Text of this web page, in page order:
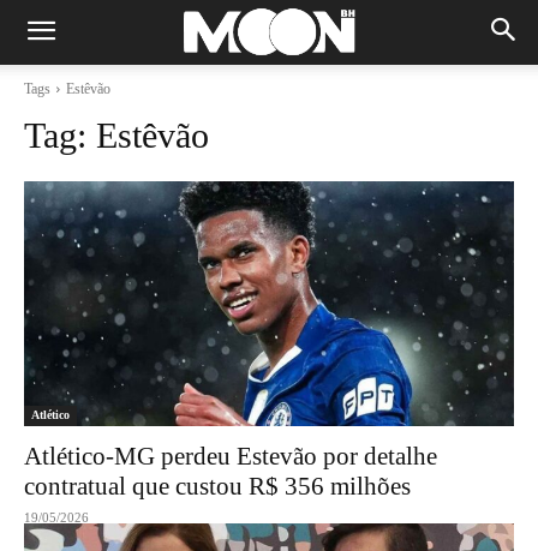
Tags Estêvão
Tag: Estêvão
Atlético
Atlético-MG perdeu Estevão por detalhe
contratual que custou R$ 356 milhões
19/05/2026